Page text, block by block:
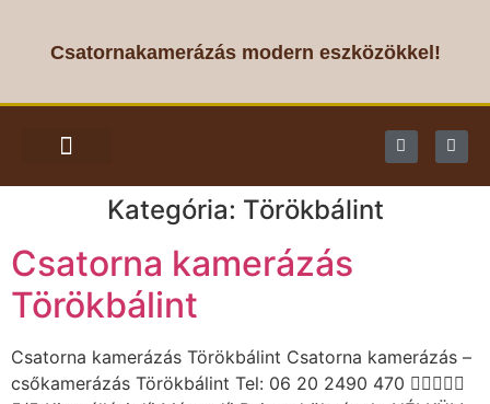
Csatornakamerázás modern eszközökkel!
Kategória: Törökbálint
Csatorna kamerázás
Törökbálint
Csatorna kamerázás Törökbálint Csatorna kamerázás –
csőkamerázás Törökbálint Tel: 06 20 2490 470 